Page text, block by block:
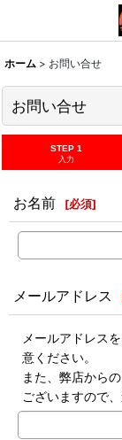
ホーム > お問い合せ
お問い合せ
STEP 1
入力
お名前 [必須]
メールアドレス
メールアドレス
意ください。
また、弊店から
ございますので